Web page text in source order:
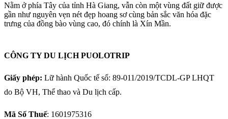
Nằm ở phía Tây của tỉnh Hà Giang, vẫn còn một vùng đất giữ được
gần như nguyên vẹn nét đẹp hoang sơ cùng bản sắc văn hóa đặc
trưng của đồng bào vùng cao, đó chính là Xín Mần.
CÔNG TY DU LỊCH PUOLOTRIP
Giấy phép: Lữ hành Quốc tế số: 89-011/2019/TCDL-GP LHQT
do Bộ VH, Thể thao và Du lịch cấp.
Mã Số Thuế: 1601975316